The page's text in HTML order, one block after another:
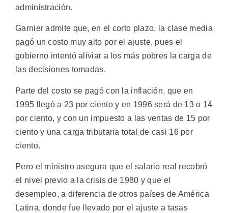
administración.
Garnier admite que, en el corto plazo, la clase media
pagó un costo muy alto por el ajuste, pues el
gobierno intentó aliviar a los más pobres la carga de
las decisiones tomadas.
Parte del costo se pagó con la inflación, que en
1995 llegó a 23 por ciento y en 1996 será de 13 o 14
por ciento, y con un impuesto a las ventas de 15 por
ciento y una carga tributaria total de casi 16 por
ciento.
Pero el ministro asegura que el salario real recobró
el nivel previo a la crisis de 1980 y que el
desempleo, a diferencia de otros países de América
Latina, donde fue llevado por el ajuste a tasas